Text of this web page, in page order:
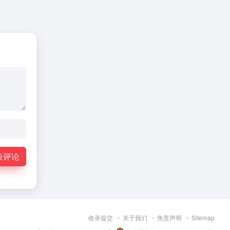
评论
收录提交 关于我们 免责声明
Sitemap